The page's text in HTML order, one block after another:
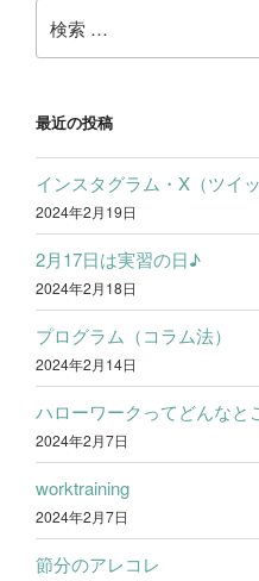
ビ
ゲ
シ
ョ
ン
索:
最近の投稿
インスタグラム・X（ツイ
2024年2月19日
2月17日は実習の日♪
2024年2月18日
プログラム（コラム法）
2024年2月14日
ハローワークってどんなと
2024年2月7日
worktraining
2024年2月7日
節分のアレコレ